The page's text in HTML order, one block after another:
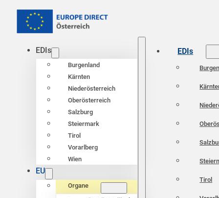
EDIs
Burgenland
Kärnten
Niederösterreich
Oberösterreich
Salzburg
Steiermark
Tirol
Vorarlberg
Wien
EU
Organe
EDIs
Tirol